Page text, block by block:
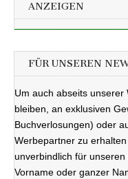
ANZEIGEN
FÜR UNSEREN
Um auch abseits
bleiben, an exklusiven
Buchverlosungen) oder
Werbepartner zu
unverbindlich für unseren
Vorname oder ganzer